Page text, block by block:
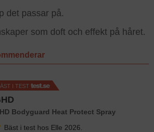
det passar på.
som doft och effekt på håret.
I TEST
Bodyguard Heat Protect Spray
Bäst i test hos Elle 2026.